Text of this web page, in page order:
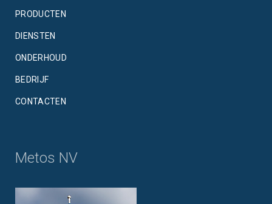
PRODUCTEN
DIENSTEN
ONDERHOUD
BEDRIJF
CONTACTEN
Metos NV